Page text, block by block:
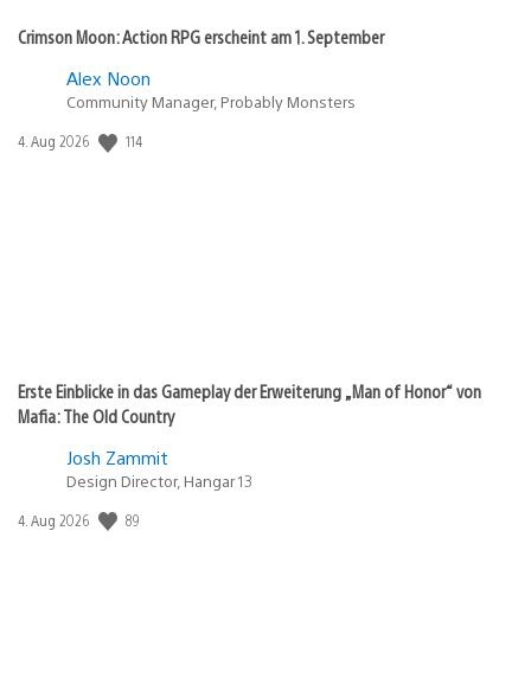
Crimson Moon: Action RPG erscheint am 1. September
Alex Noon
Community Manager, Probably Monsters
Veröffentlichungsdatum:
4. Aug 2026 114
Erste Einblicke in das Gameplay der Erweiterung „Man of Honor“ von
Mafia: The Old Country
Josh Zammit
Design Director, Hangar 13
Veröffentlichungsdatum:
4. Aug 2026 89